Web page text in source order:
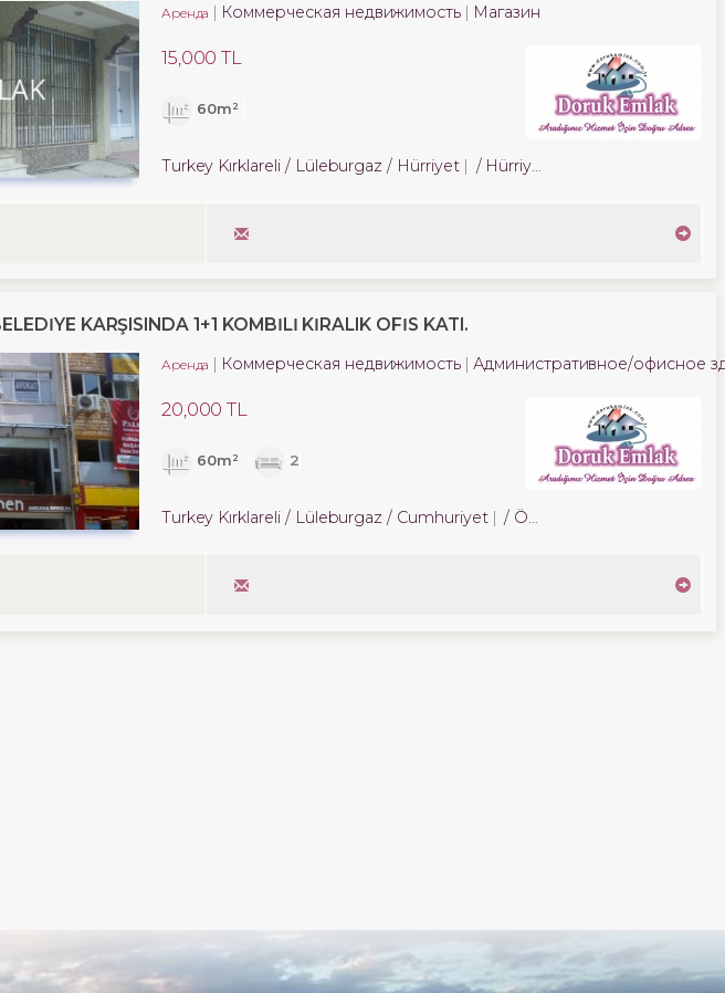
Аренда Коммерческая недвижимость Магазин
15,000 TL
60m²
Turkey Kırklareli / Lüleburgaz / Hürriyet / Hürriyet Mah.
KARŞISINDA 1+1 KOMBİLİ KİRALIK OFİS KATI.
Аренда Коммерческая недвижимость Административное/офисное
20,000 TL
60m² 2
Turkey Kırklareli / Lüleburgaz / Cumhuriyet / Özerler Mah.